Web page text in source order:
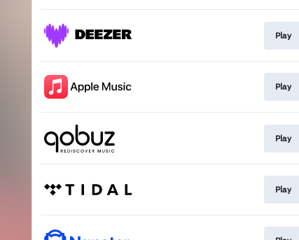
Play
Play
Play
Play